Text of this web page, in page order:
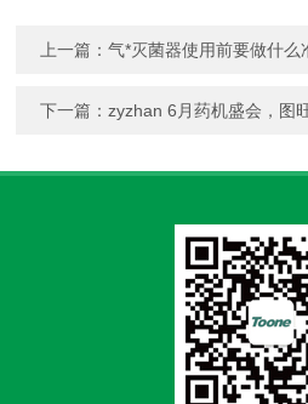
上一篇：气*灭菌器使用前要做什么
下一篇：zyzhan 6月药机盛会，图